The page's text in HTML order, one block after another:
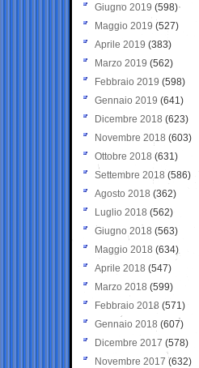
Giugno 2019 (598)
Maggio 2019 (527)
Aprile 2019 (383)
Marzo 2019 (562)
Febbraio 2019 (598)
Gennaio 2019 (641)
Dicembre 2018 (623)
Novembre 2018 (603)
Ottobre 2018 (631)
Settembre 2018 (586)
Agosto 2018 (362)
Luglio 2018 (562)
Giugno 2018 (563)
Maggio 2018 (634)
Aprile 2018 (547)
Marzo 2018 (599)
Febbraio 2018 (571)
Gennaio 2018 (607)
Dicembre 2017 (578)
Novembre 2017 (632)